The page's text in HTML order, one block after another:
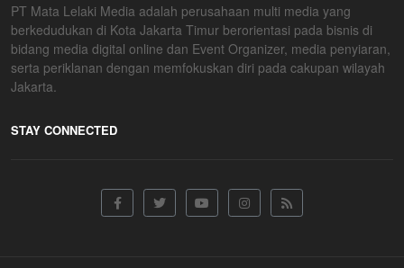
PT Mata Lelaki Media adalah perusahaan multi media yang
berkedudukan di Kota Jakarta Timur berorientasi pada bisnis di
bidang media digital online dan Event Organizer, media penyiaran,
serta periklanan dengan memfokuskan diri pada cakupan wilayah
Jakarta.
STAY CONNECTED